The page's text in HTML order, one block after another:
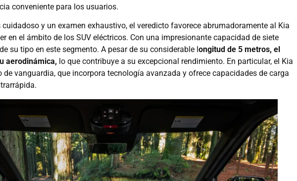
conveniente para los usuarios.
cuidadoso y un examen exhaustivo, el veredicto favorece abrumadoramente al Kia
en el ámbito de los SUV eléctricos. Con una impresionante capacidad de siete
su tipo en este segmento. A pesar de su considerable l ongitud de 5 metros, el
aerodinámica, lo que contribuye a su excepcional rendimiento. En particular, el Kia
de vanguardia, que incorpora tecnología avanzada y ofrece capacidades de carga